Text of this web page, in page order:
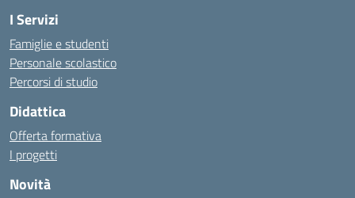
I Servizi
Famiglie e studenti
Personale scolastico
Percorsi di studio
Didattica
Offerta formativa
I progetti
Novità